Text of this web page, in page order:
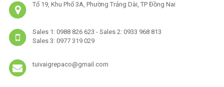
Tổ 19, Khu Phố 3A, Phường Trảng Dài, TP Đồng Nai
Sales 1: 0988 826 623 - Sales 2: 0933 968 813
Sales 3: 0977 319 029
tuivaigrepaco@gmail.com